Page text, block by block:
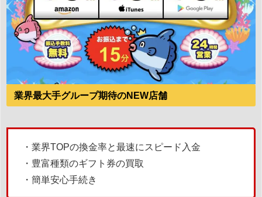
業界最大手グループ期待のNEW店舗
・業界TOPの換金率と最速にスピード入金
・豊富種類のギフト券の買取
・簡単安心手続き